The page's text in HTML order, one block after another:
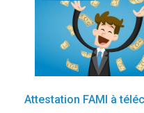
Attestation FAMI à